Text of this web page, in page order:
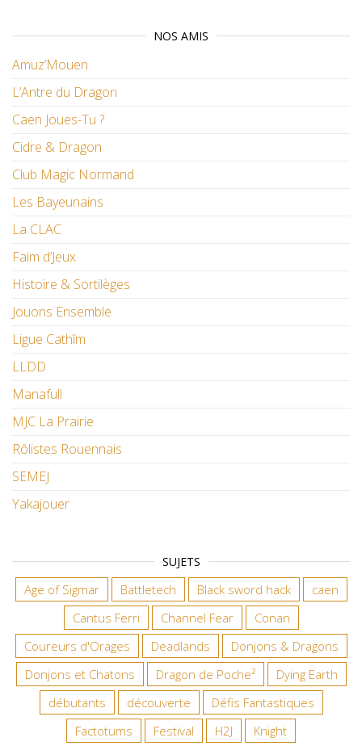
NOS AMIS
Amuz’Mouen
L’Antre du Dragon
Caen Joues-Tu ?
Cidre & Dragon
Club Magic Normand
Les Bayeunains
La CLAC
Faim d’Jeux
Histoire & Sortilèges
Jouons Ensemble
Ligue Cathîm
LLDD
Manafull
MJC La Prairie
Rôlistes Rouennais
SEMEJ
Yakajouer
SUJETS
Age of Sigmar Battletech Black sword hack
caen
Cantus Ferri
Channel Fear
Conan
Coureurs d'Orages
Deadlands
Donjons & Dragons
Donjons et Chatons
Dragon de Poche²
Dying Earth
débutants
découverte
Défis Fantastiques
Factotums
Festival H2J Knight